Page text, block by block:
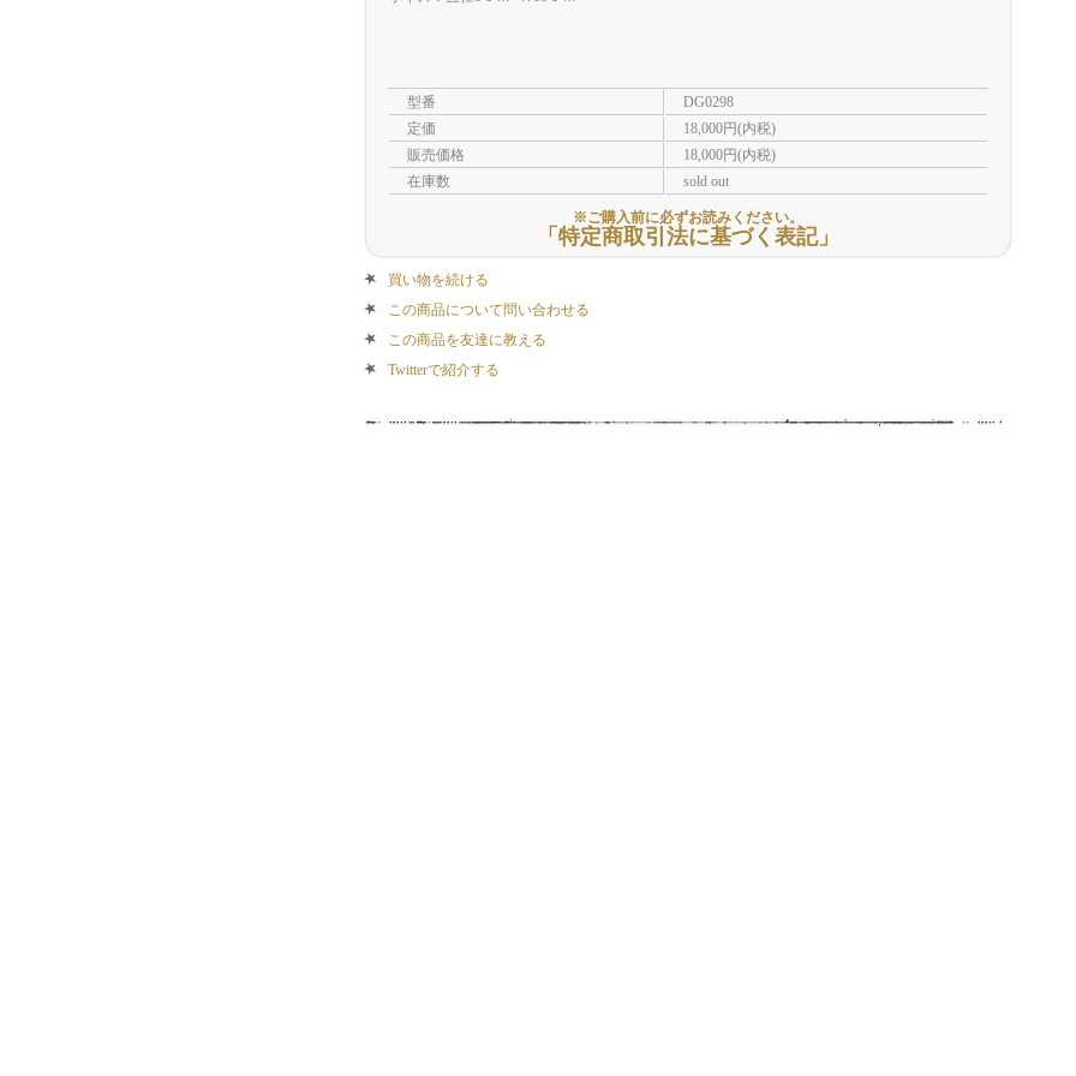
型番
DG0298
定価
18,000円(内税)
販売価格
18,000円(内税)
在庫数
sold out
※ご購入前に必ずお読みください。
「特定商取引法に基づく表記」
買い物を続ける
この商品について問い合わせる
この商品を友達に教える
Twitterで紹介する